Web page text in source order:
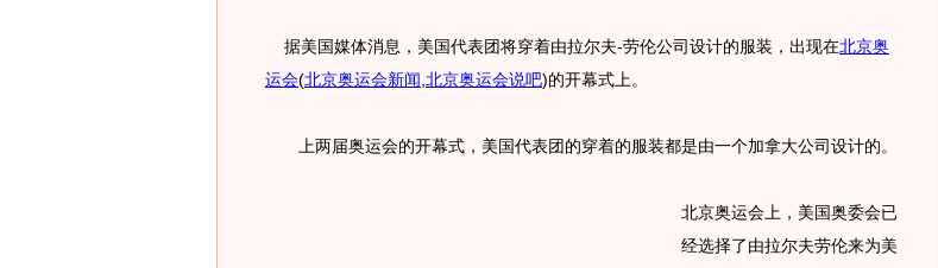
据美国媒体消息，美国代表团将穿着由拉尔夫-劳伦公司设计的服装，出现在北京奥
运会(北京奥运会新闻 北京奥运会说吧)的开幕式上。
上两届奥运会的开幕式，美国代表团的穿着的服装都是由一个加拿大公司设计的。
北京奥运会上，美国奥委会已
经选择了由拉尔夫劳伦来为美